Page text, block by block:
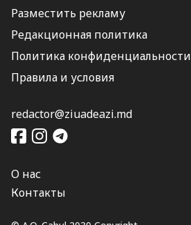
Разместить рекламу
Редакционная политика
Политика конфиденциальности
Правила и условия
redactor@ziuadeazi.md
О нас
Контакты